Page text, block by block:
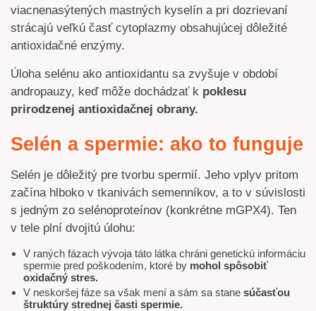
viacnenasýtených mastných kyselín a pri dozrievaní
strácajú veľkú časť cytoplazmy obsahujúcej dôležité
antioxidačné enzýmy.
Úloha selénu ako antioxidantu sa zvyšuje v období
andropauzy, keď môže dochádzať k poklesu
prirodzenej antioxidačnej obrany.
Selén a spermie: ako to funguje
Selén je dôležitý pre tvorbu spermií. Jeho vplyv pritom
začína hlboko v tkanivách semenníkov, a to v súvislosti
s jedným zo selénoproteínov (konkrétne mGPX4). Ten
v tele plní dvojitú úlohu:
V raných fázach vývoja táto látka chráni genetickú informáciu
spermie pred poškodením, ktoré by mohol spôsobiť
oxidačný stres.
V neskoršej fáze sa však mení a sám sa stane súčasťou
štruktúry strednej časti spermie.